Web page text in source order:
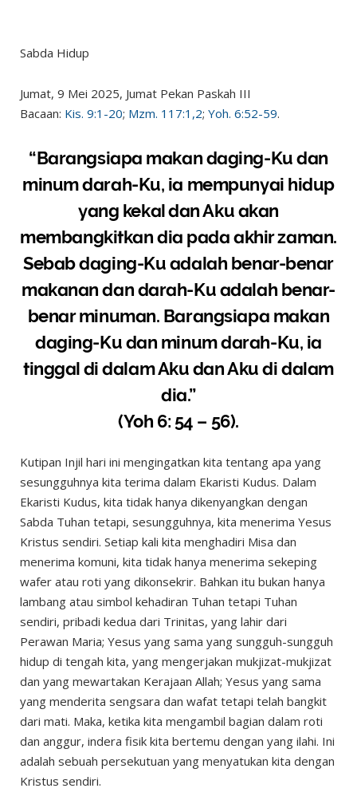
Sabda Hidup
Jumat, 9 Mei 2025, Jumat Pekan Paskah III
Bacaan: Kis. 9:1-20; Mzm. 117:1,2; Yoh. 6:52-59.
“Barangsiapa makan daging-Ku dan
minum darah-Ku, ia mempunyai hidup
yang kekal dan Aku akan
membangkitkan dia pada akhir zaman.
Sebab daging-Ku adalah benar-benar
makanan dan darah-Ku adalah benar-
benar minuman. Barangsiapa makan
daging-Ku dan minum darah-Ku, ia
tinggal di dalam Aku dan Aku di dalam
dia.”
(Yoh 6: 54 – 56).
Kutipan Injil hari ini mengingatkan kita tentang apa yang
sesungguhnya kita terima dalam Ekaristi Kudus. Dalam
Ekaristi Kudus, kita tidak hanya dikenyangkan dengan
Sabda Tuhan tetapi, sesungguhnya, kita menerima Yesus
Kristus sendiri. Setiap kali kita menghadiri Misa dan
menerima komuni, kita tidak hanya menerima sekeping
wafer atau roti yang dikonsekrir. Bahkan itu bukan hanya
lambang atau simbol kehadiran Tuhan tetapi Tuhan
sendiri, pribadi kedua dari Trinitas, yang lahir dari
Perawan Maria; Yesus yang sama yang sungguh-sungguh
hidup di tengah kita, yang mengerjakan mukjizat-mukjizat
dan yang mewartakan Kerajaan Allah; Yesus yang sama
yang menderita sengsara dan wafat tetapi telah bangkit
dari mati. Maka, ketika kita mengambil bagian dalam roti
dan anggur, indera fisik kita bertemu dengan yang ilahi. Ini
adalah sebuah persekutuan yang menyatukan kita dengan
Kristus sendiri.